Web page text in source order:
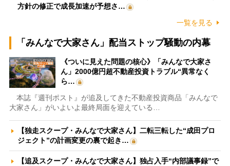
方針の修正で成長加速が予想さ…
一覧を見る
「みんなで大家さん」配当ストップ騒動の内幕
《ついに見えた問題の核心》「みんなで大家さ
ん」2000億円超不動産投資トラブル“異常なく
ら…
本誌『週刊ポスト』が追及してきた不動産投資商品「みんなで
大家さん」がいよいよ最終局面を迎えている…
【独走スクープ・みんなで大家さん】二転三転した“成田プロ
ジェクト”の計画変更の裏で起き…
【追及スクープ・みんなで大家さん】独占入手“内部議事録”で